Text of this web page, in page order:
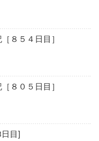
８５４日目］
８０５日目］
目]